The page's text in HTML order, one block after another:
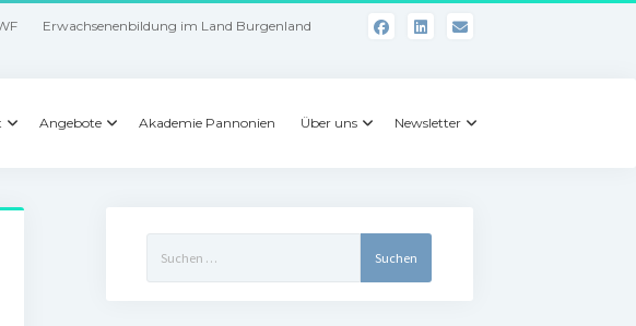
Erwachsenenbildung im Land Burgenland
Angebote Akademie Pannonien Über uns Newsletter
nach: